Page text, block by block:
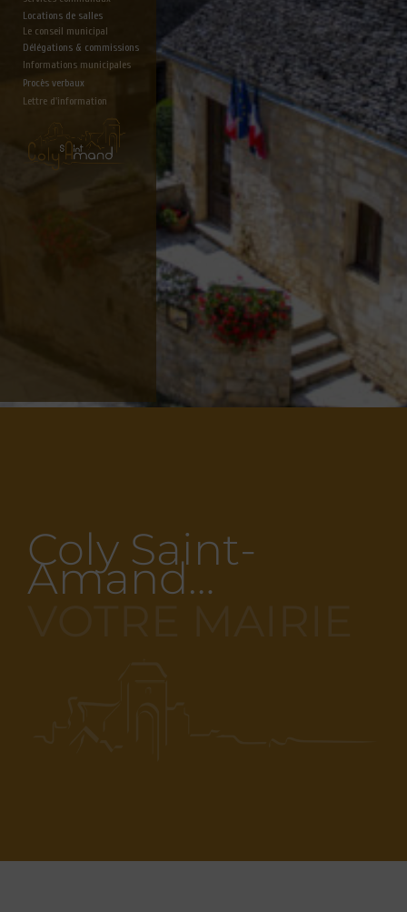
Locations de salles
Le conseil municipal
Délégations & commissions
Informations municipales
Lettre d'information
Procès verbaux
Coly Saint-
Amand…